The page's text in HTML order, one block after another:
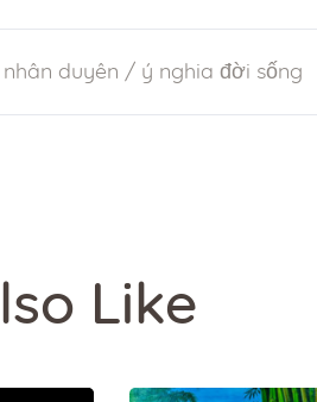
duyên / ý nghia đời sống
Like